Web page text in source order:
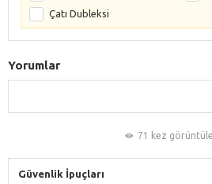
Çatı Dubleksi
Yorumlar
71 kez
Güvenlik İpuçları